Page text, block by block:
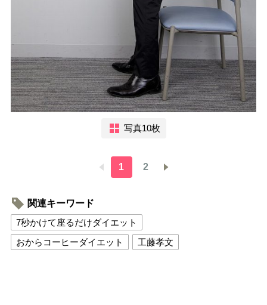
写真10枚
1 2
関連キーワード
7秒かけて座るだけダイエット
おからコーヒーダイエット
工藤孝文